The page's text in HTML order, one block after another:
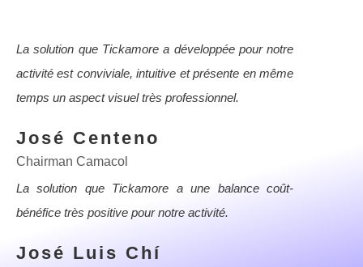
La solution que Tickamore a développée pour notre
activité est conviviale, intuitive et présente en même
temps un aspect visuel très professionnel.
José Centeno
Chairman Camacol
La solution que Tickamore a une balance coût-
bénéfice très positive pour notre activité.
José Luis Chí